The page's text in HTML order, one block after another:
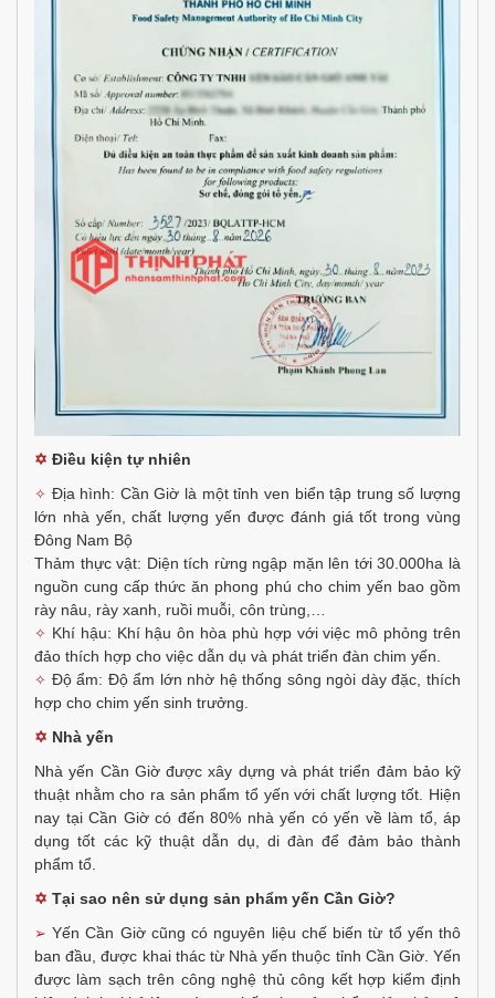
✡ Điều kiện tự nhiên
✧ Địa hình: Cần Giờ là một tỉnh ven biển tập trung số lượng
lớn nhà yến, chất lượng yến được đánh giá tốt trong vùng
Đông Nam Bộ
Thảm thực vật: Diện tích rừng ngập mặn lên tới 30.000ha là
nguồn cung cấp thức ăn phong phú cho chim yến bao gồm
rày nâu, rày xanh, ruồi muỗi, côn trùng,…
✧ Khí hậu: Khí hậu ôn hòa phù hợp với việc mô phỏng trên
đảo thích hợp cho việc dẫn dụ và phát triển đàn chim yến.
✧ Độ ẩm: Độ ẩm lớn nhờ hệ thống sông ngòi dày đặc, thích
hợp cho chim yến sinh trưởng.
✡ Nhà yến
Nhà yến Cần Giờ được xây dựng và phát triển đảm bảo kỹ
thuật nhằm cho ra sản phẩm tổ yến với chất lượng tốt. Hiện
nay tại Cần Giờ có đến 80% nhà yến có yến về làm tổ, áp
dụng tốt các kỹ thuật dẫn dụ, di đàn để đảm bảo thành
phẩm tổ.
✡ Tại sao nên sử dụng sản phẩm yến Cần Giờ?
➢Yến Cần Giờ cũng có nguyên liệu chế biến từ tổ yến thô
ban đầu, được khai thác từ Nhà yến thuộc tỉnh Cần Giờ. Yến
được làm sạch trên công nghệ thủ công kết hợp kiểm định